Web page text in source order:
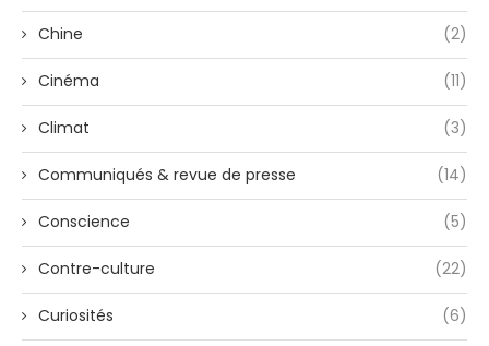
Chine (2)
Cinéma (11)
Climat (3)
Communiqués & revue de presse (14)
Conscience (5)
Contre-culture (22)
Curiosités (6)